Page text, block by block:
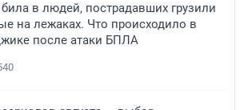
била в людей, пострадавших грузили
на лежаках. Что происходило в
после атаки БПЛА